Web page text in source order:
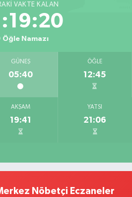
VAKTE KALAN
Öğle Namazı
GÜNEŞ
05:40
ÖĞLE
12:45
AKŞAM
19:41
YATSI
21:06
Nöbetçi Eczaneler